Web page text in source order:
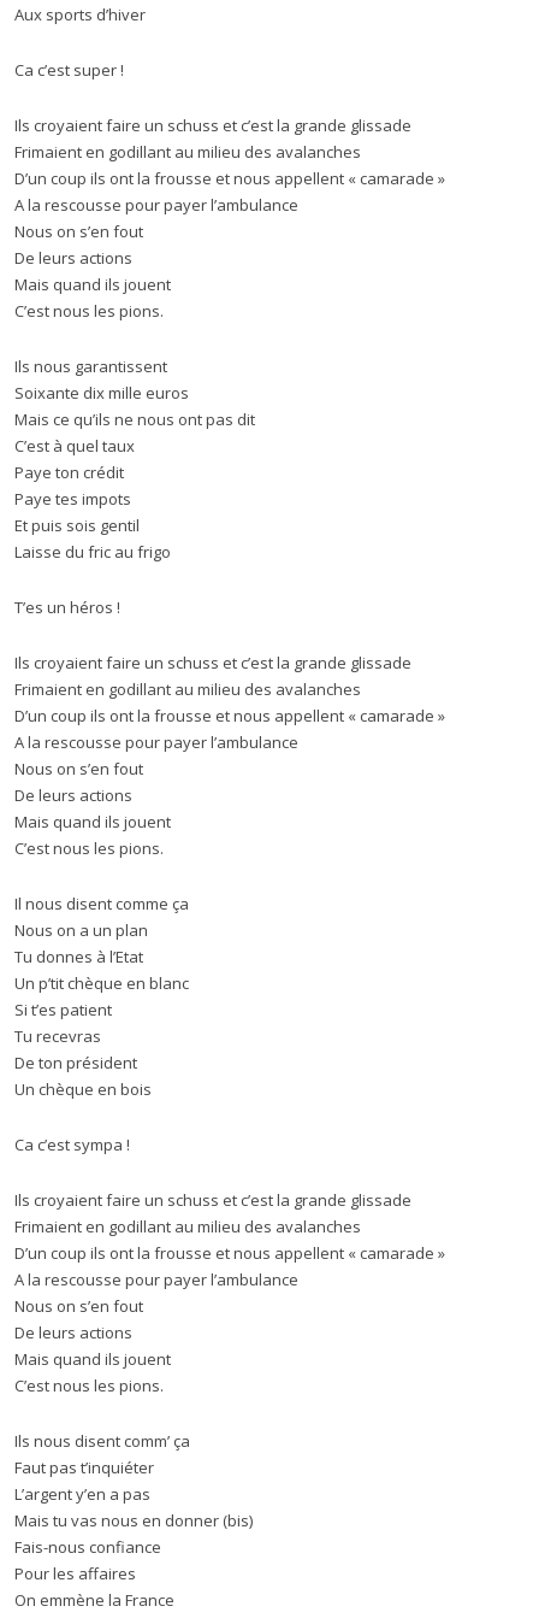
Aux sports d’hiver
Ca c’est super !
Ils croyaient faire un schuss et c’est la grande glissade
Frimaient en godillant au milieu des avalanches
D’un coup ils ont la frousse et nous appellent « camarade »
A la rescousse pour payer l’ambulance
Nous on s’en fout
De leurs actions
Mais quand ils jouent
C’est nous les pions.
Ils nous garantissent
Soixante dix mille euros
Mais ce qu’ils ne nous ont pas dit
C’est à quel taux
Paye ton crédit
Paye tes impots
Et puis sois gentil
Laisse du fric au frigo
T’es un héros !
Ils croyaient faire un schuss et c’est la grande glissade
Frimaient en godillant au milieu des avalanches
D’un coup ils ont la frousse et nous appellent « camarade »
A la rescousse pour payer l’ambulance
Nous on s’en fout
De leurs actions
Mais quand ils jouent
C’est nous les pions.
Il nous disent comme ça
Nous on a un plan
Tu donnes à l’Etat
Un p’tit chèque en blanc
Si t’es patient
Tu recevras
De ton président
Un chèque en bois
Ca c’est sympa !
Ils croyaient faire un schuss et c’est la grande glissade
Frimaient en godillant au milieu des avalanches
D’un coup ils ont la frousse et nous appellent « camarade »
A la rescousse pour payer l’ambulance
Nous on s’en fout
De leurs actions
Mais quand ils jouent
C’est nous les pions.
Ils nous disent comm’ ça
Faut pas t’inquiéter
L’argent y’en a pas
Mais tu vas nous en donner (bis)
Fais-nous confiance
Pour les affaires
On emmène la France